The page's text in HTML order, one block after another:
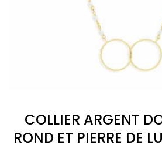
COLLIER ARGENT
ROND ET PIERRE DE